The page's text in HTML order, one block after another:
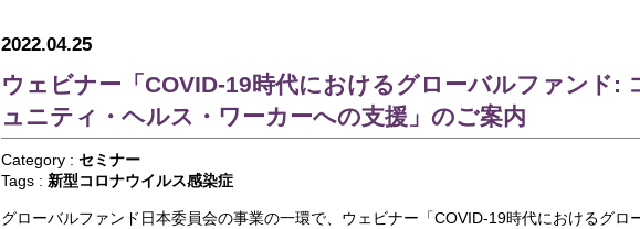
2022.04.25
ウェビナー「COVID-19時代におけるグローバルファンド:
ュニティ・ヘルス・ワーカーへの支援」のご案内
Category : セミナー
Tags : 新型コロナウイルス感染症
グローバルファンド日本委員会の事業の一環で、ウェビナー「COVID-19時代におけるグロ